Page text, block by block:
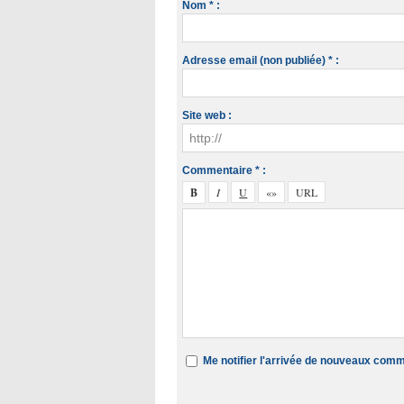
Nom * :
Adresse email (non publiée) * :
Site web :
Commentaire * :
Me notifier l'arrivée de nouveaux